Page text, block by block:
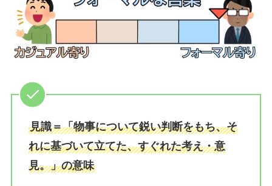
見識＝「物事について鋭い判断をもち、そ
れに基づいて立てた、すぐれた考え・意
見。」の意味